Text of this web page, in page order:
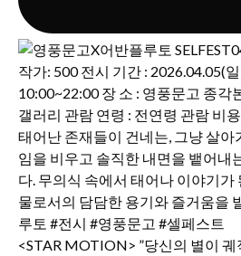
<STAR MOTION> ”당신의 별이